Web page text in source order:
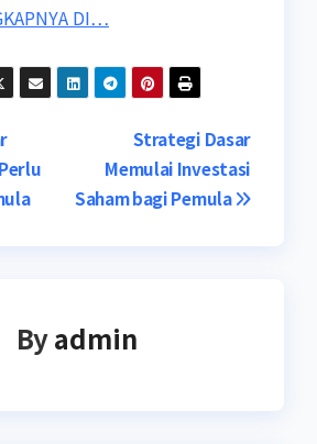
DI…
Strategi Dasar
Memulai Investasi
Saham bagi Pemula
Byadmin